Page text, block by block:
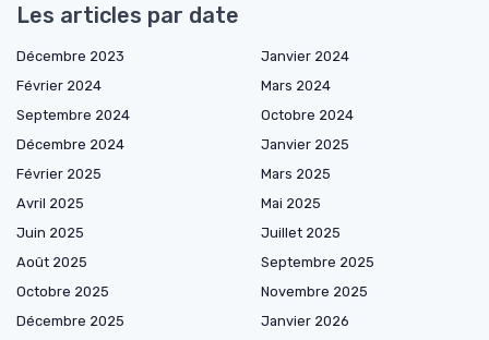
Les articles par date
Décembre 2023
Janvier 2024
Février 2024
Mars 2024
Septembre 2024
Octobre 2024
Décembre 2024
Janvier 2025
Février 2025
Mars 2025
Avril 2025
Mai 2025
Juin 2025
Juillet 2025
Août 2025
Septembre 2025
Octobre 2025
Novembre 2025
Décembre 2025
Janvier 2026